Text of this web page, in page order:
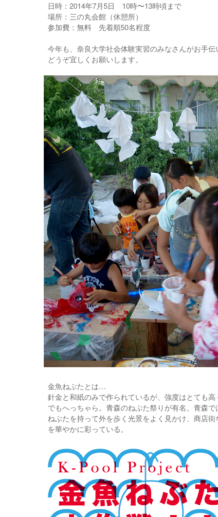
日時：2014年7月5日 10時〜13時頃まで
場所：三の丸会館（休憩所）
参加費：無料 先着順50名程度
今年も、奈良大学社会体験実習のみなさんがお手
どうぞ宜しくお願いします。
金魚ねぶたとは…
針金と和紙のみで作られているが、強度はとても
でもへっちゃら。青森のねぶた祭りが有名。青森
ねぶたを持って外を歩く光景をよく見かけ、商店
を華やかに彩っている。